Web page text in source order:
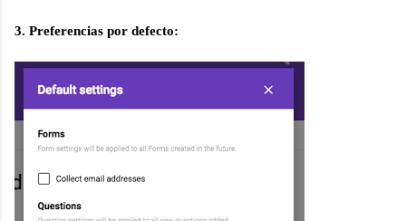
3. Preferencias por defecto: